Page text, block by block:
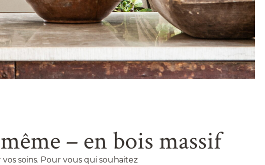
– en bois massif
soins. Pour vous qui souhaitez